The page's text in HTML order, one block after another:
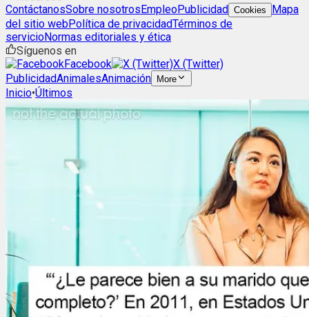
ContáctanosSobre nosotrosEmpleoPublicidad Cookies
Mapa
del sitio webPolítica de privacidadTérminos de
servicioNormas editoriales y ética
Síguenos en
Facebook
X (Twitter)
PublicidadAnimalesAnimación More
Inicio•Últimos